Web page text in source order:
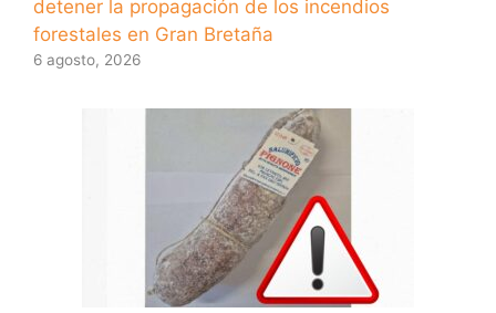
detener la propagación de los incendios
forestales en Gran Bretaña
6 agosto, 2026